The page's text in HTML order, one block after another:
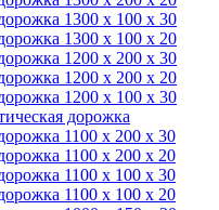
1300 x 100 x 30
1300 x 100 x 20
1200 x 200 x 30
1200 x 200 x 20
1200 x 100 x 30
дорожка
1100 x 200 x 30
1100 x 200 x 20
1100 x 100 x 30
1100 x 100 x 20